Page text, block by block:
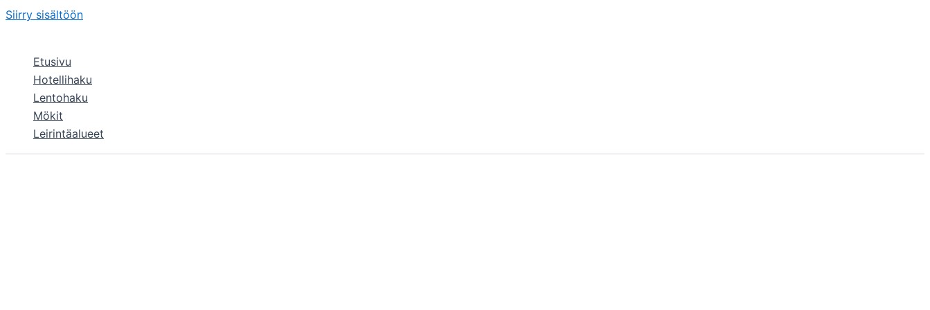
Siirry sisältöön
Etusivu
Hotellihaku
Lentohaku
Mökit
Leirintäalueet